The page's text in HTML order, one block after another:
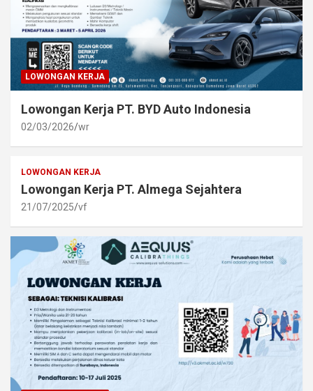
LOWONGAN KERJA
Lowongan Kerja PT. BYD Auto Indonesia
02/03/2026 wr
LOWONGAN KERJA
Lowongan Kerja PT. Almega Sejahtera
21/07/2025 vf